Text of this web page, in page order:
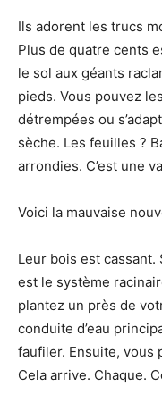
Ils adorent les trucs
Plus de quatre cents
le sol aux géants
pieds. Vous pouvez
détrempées ou
sèche. Les feuilles ?
arrondies. C’est une
Voici la mauvaise
Leur bois est cassant.
est le système
plantez un près de
conduite d’eau
faufiler. Ensuite, vous
Cela arrive. Chaque.